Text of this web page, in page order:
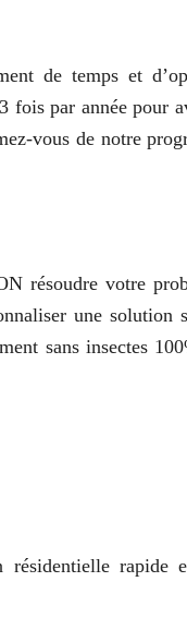
de temps et
fois par année pour
vous de notre
résoudre votre
une solution
sans insectes
résidentielle rapide